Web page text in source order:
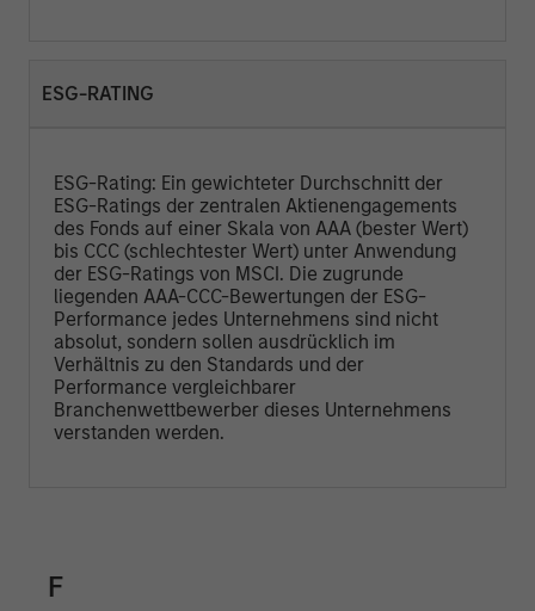
ESG-RATING
ESG-Rating: Ein gewichteter Durchschnitt der
ESG-Ratings der zentralen Aktienengagements
des Fonds auf einer Skala von AAA (bester Wert)
bis CCC (schlechtester Wert) unter Anwendung
der ESG-Ratings von MSCI. Die zugrunde
liegenden AAA-CCC-Bewertungen der ESG-
Performance jedes Unternehmens sind nicht
absolut, sondern sollen ausdrücklich im
Verhältnis zu den Standards und der
Performance vergleichbarer
Branchenwettbewerber dieses Unternehmens
verstanden werden.
F